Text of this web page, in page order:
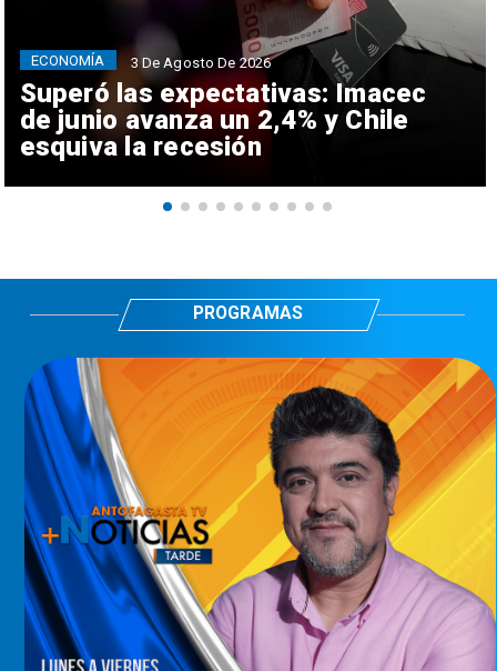
Superó las expectativas: Imacec
de junio avanza un 2,4% y Chile
esquiva la recesión
ECONOMÍA 3 De Agosto De 2026
PROGRAMAS